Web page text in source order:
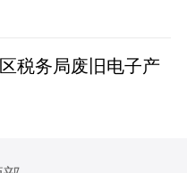
税务局废旧电子产